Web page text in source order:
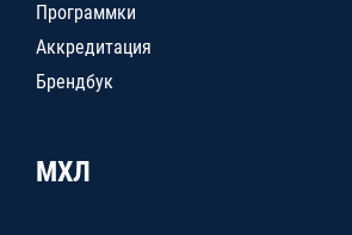
Программки
Аккредитация
Брендбук
МХЛ